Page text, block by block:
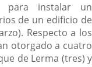
para instalar un
de un edificio de
Respecto a los
otorgado a cuatro
de Lerma (tres) y